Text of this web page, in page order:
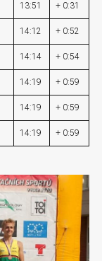
13:51 + 0:31
14:12 + 0:52
14:14 + 0:54
14:19 + 0:59
14:19 + 0:59
14:19 + 0:59